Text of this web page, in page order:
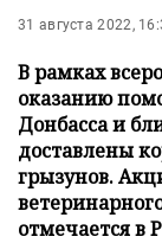
31 августа 2022,
В рамках
оказанию
Донбасса и
доставлены
грызунов.
отмечается в